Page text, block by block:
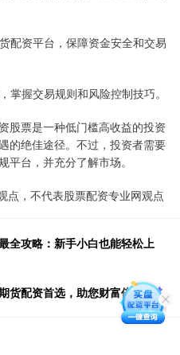
配资平台，保障资金安全和交易
掌握交易规则和风险控制技巧。
股票是一种低门槛高收益的投资
的绝佳途径。不过，投资者需要
台，并充分了解市场。
点，不代表股票配资专业网观点
全攻略：新手小白也能轻松上
货配资首选，助您财富倍增！